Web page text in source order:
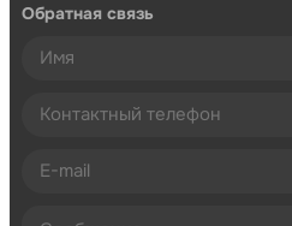
Обратная связь